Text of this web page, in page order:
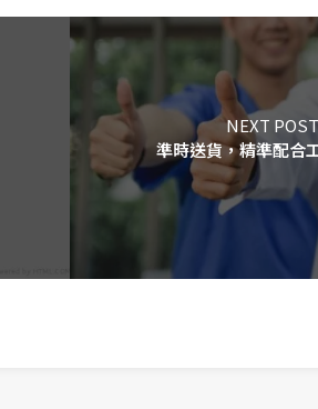
NEXT POST
準時送貨，精準配合